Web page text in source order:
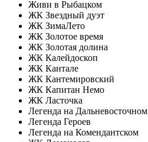
Живи в Рыбацком
ЖК Звездный дуэт
ЖК ЗимаЛето
ЖК Золотое время
ЖК Золотая долина
ЖК Калейдоскоп
ЖК Кантале
ЖК Кантемировский
ЖК Капитан Немо
ЖК Ласточка
Легенда на Дальневосточном
Легенда Героев
Легенда на Комендантском